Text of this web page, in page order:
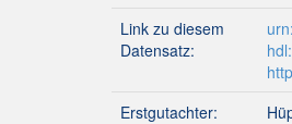
Link zu diesem
Datensatz:
Erstgutachter: